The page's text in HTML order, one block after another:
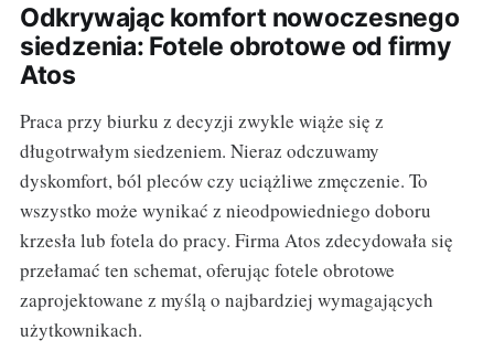
Odkrywając komfort nowoczesnego
siedzenia: Fotele obrotowe od firmy
Atos
Praca przy biurku z decyzji zwykle wiąże się z
długotrwałym siedzeniem. Nieraz odczuwamy
dyskomfort, ból pleców czy uciążliwe zmęczenie. To
wszystko może wynikać z nieodpowiedniego doboru
krzesła lub fotela do pracy. Firma Atos zdecydowała się
przełamać ten schemat, oferując fotele obrotowe
zaprojektowane z myślą o najbardziej wymagających
użytkownikach.